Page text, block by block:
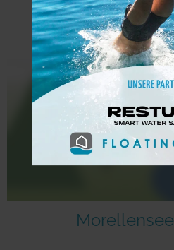
mehr
Morellensee